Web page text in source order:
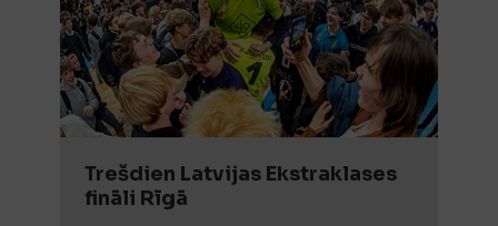
Trešdien Latvijas Ekstraklases
fināli Rīgā